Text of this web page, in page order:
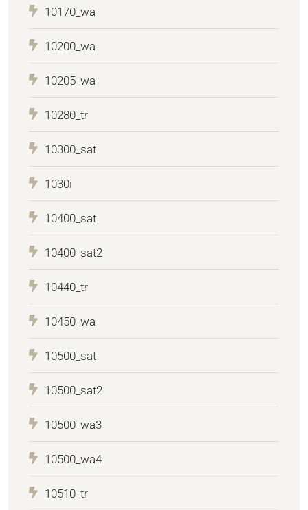
10170_wa
10200_wa
10205_wa
10280_tr
10300_sat
1030i
10400_sat
10400_sat2
10440_tr
10450_wa
10500_sat
10500_sat2
10500_wa3
10500_wa4
10510_tr